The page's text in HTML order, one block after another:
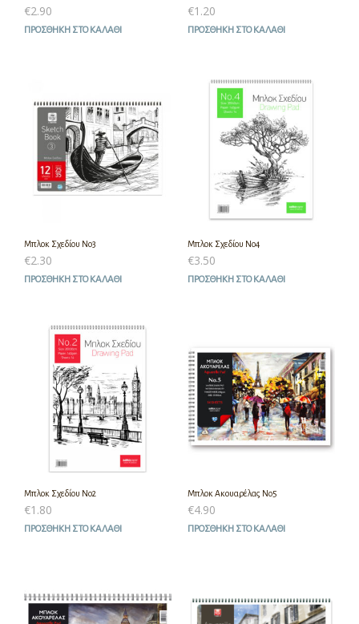
€2.90
ΠΡΟΣΘΉΚΗ ΣΤΟ ΚΑΛΆΘΙ
€1.20
ΠΡΟΣΘΉΚΗ ΣΤΟ ΚΑΛΆΘΙ
Μπλοκ Σχεδίου Νο3
€2.30
ΠΡΟΣΘΉΚΗ ΣΤΟ ΚΑΛΆΘΙ
Μπλοκ Σχεδίου Νο4
€3.50
ΠΡΟΣΘΉΚΗ ΣΤΟ ΚΑΛΆΘΙ
Μπλοκ Σχεδίου Νο2
€1.80
ΠΡΟΣΘΉΚΗ ΣΤΟ ΚΑΛΆΘΙ
Μπλοκ Ακουαρέλας Νο5
€4.90
ΠΡΟΣΘΉΚΗ ΣΤΟ ΚΑΛΆΘΙ